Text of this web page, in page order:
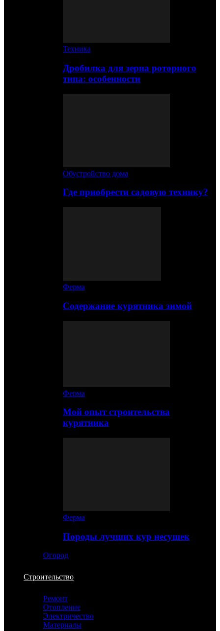
Техника
Дробилка для зерна роторного
типа: особенности
Обустройство дома
Где приобрести садовую технику?
Ферма
Содержание курятника зимой
Ферма
Мой опыт строительства
курятника
Ферма
Породы лучших кур несушек
Огород
Строительство
Ремонт
Отопление
Электричество
Материалы